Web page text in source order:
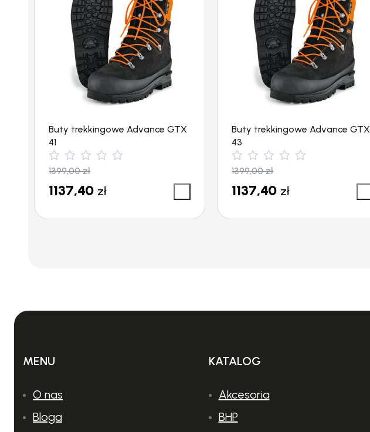
Buty trekkingowe Advance GTX
41
1399,00zł
1137,40 zł
Buty trekkingowe Advance GTX
43
1399,00zł
1137,40 zł
MENU
O nas
Bloga
KATALOG
Akcesoria
BHP